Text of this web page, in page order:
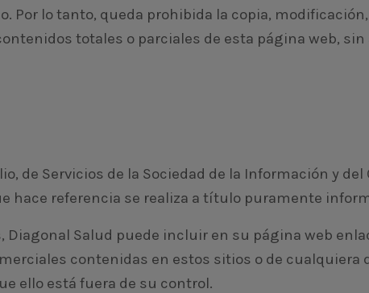
Por lo tanto, queda prohibida la copia,
totales o parciales de esta página web, sin
de Servicios de la Sociedad de la Información y
hace referencia se realiza a título puramente
Salud puede incluir en su página web
contenidas en estos sitios o de cualquiera
ello está fuera de su control.